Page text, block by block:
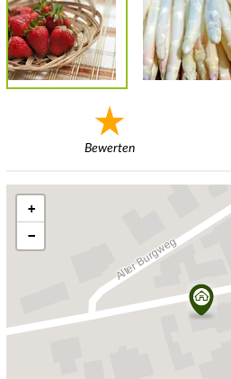
Bewerten
+
−